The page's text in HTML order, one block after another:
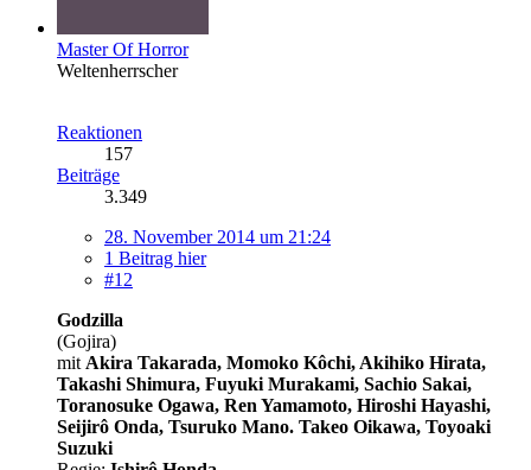
Master Of Horror
Weltenherrscher
Reaktionen
157
Beiträge
3.349
28. November 2014 um 21:24
1 Beitrag hier
#12
Godzilla
(Gojira)
mit Akira Takarada, Momoko Kôchi, Akihiko Hirata,
Takashi Shimura, Fuyuki Murakami, Sachio Sakai,
Toranosuke Ogawa, Ren Yamamoto, Hiroshi Hayashi,
Seijirô Onda, Tsuruko Mano. Takeo Oikawa, Toyoaki
Suzuki